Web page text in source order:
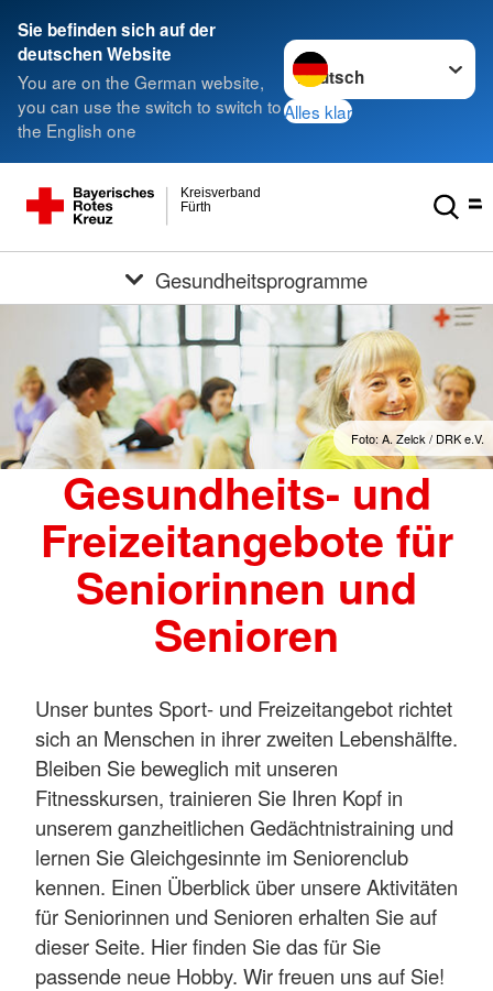
Sie befinden sich auf der
deutschen Website
You are on the German website,
you can use the switch to switch to
the English one
Sprache wechseln zu
Alles klar
Fürth
Kreisverband
Gesundheitsprogramme
Foto: A. Zelck / DRK e.V.
Gesundheits- und
Freizeitangebote für
Seniorinnen und
Senioren
Unser buntes Sport- und Freizeitangebot richtet
sich an Menschen in ihrer zweiten Lebenshälfte.
Bleiben Sie beweglich mit unseren
Fitnesskursen, trainieren Sie Ihren Kopf in
unserem ganzheitlichen Gedächtnistraining und
lernen Sie Gleichgesinnte im Seniorenclub
kennen. Einen Überblick über unsere Aktivitäten
für Seniorinnen und Senioren erhalten Sie auf
dieser Seite. Hier finden Sie das für Sie
passende neue Hobby. Wir freuen uns auf Sie!